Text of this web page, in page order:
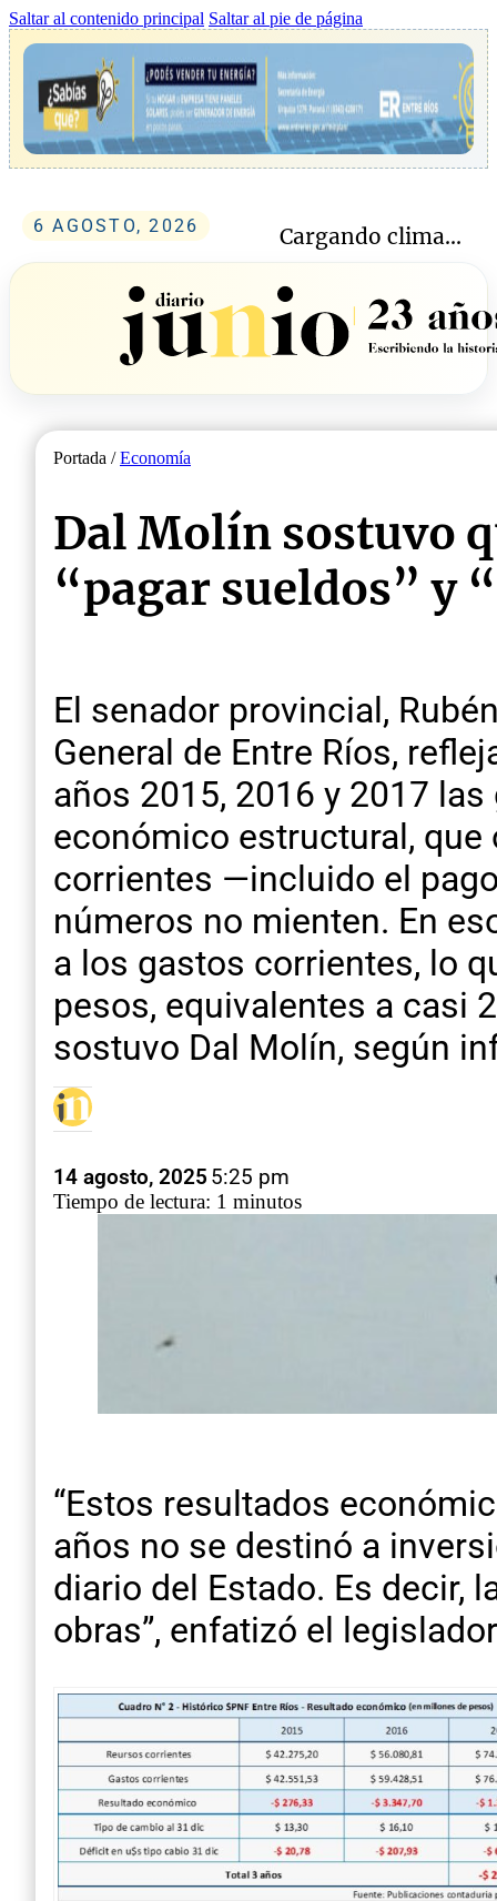
Saltar al contenido principal Saltar al pie de página
6 AGOSTO, 2026 Cargando clima...
Portada /Economía
Dal Molín sostuvo
“pagar sueldos” y
El senador provincial,
General de Entre Ríos,
años 2015, 2016 y 2017
económico estructural,
corrientes —incluido el
números no mienten. En
a los gastos corrientes, lo
pesos, equivalentes a casi
sostuvo Dal Molín, según
14 agosto, 2025 5:25 pm
Tiempo de lectura: 1 minutos
“Estos resultados
años no se destinó a
diario del Estado. Es decir,
obras”, enfatizó el